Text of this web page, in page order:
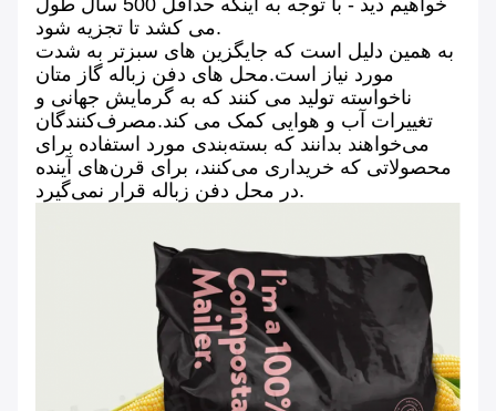
خواهیم دید - با توجه به اینکه حداقل 500 سال طول
می کشد تا تجزیه شود.
به همین دلیل است که جایگزین های سبزتر به شدت
مورد نیاز است.محل های دفن زباله گاز متان
ناخواسته تولید می کنند که به گرمایش جهانی و
تغییرات آب و هوایی کمک می کند.مصرف‌کنندگان
می‌خواهند بدانند که بسته‌بندی مورد استفاده برای
محصولاتی که خریداری می‌کنند، برای قرن‌های آینده
در محل دفن زباله قرار نمی‌گیرد.